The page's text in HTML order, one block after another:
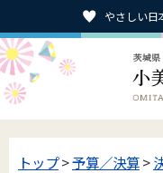
やさしい日
トップ>予算／決算>